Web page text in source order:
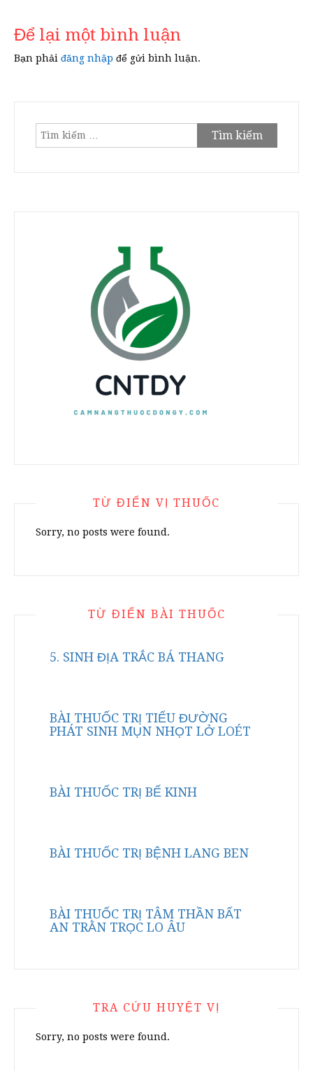
Để lại một bình luận
Bạn phải đăng nhập để gửi bình luận.
Tìm
kiếm
TỪ ĐIỂN VỊ THUỐC
Sorry, no posts were found.
TỪ ĐIỂN BÀI THUỐC
5. SINH ĐỊA TRẮC BÁ THANG
BÀI THUỐC TRỊ TIỂU ĐƯỜNG
PHÁT SINH MỤN NHỌT LỞ LOÉT
BÀI THUỐC TRỊ BẾ KINH
BÀI THUỐC TRỊ BỆNH LANG BEN
BÀI THUỐC TRỊ TÂM THẦN BẤT
AN TRẰN TRỌC LO ÂU
TRA CỨU HUYỆT VỊ
Sorry, no posts were found.